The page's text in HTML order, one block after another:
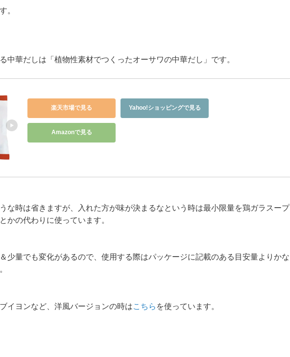
。
中華だしは「植物性素材でつくったオーサワの中華だし」です。
楽天市場で見る Yahoo!ショッピングで見る
Amazonで見る
な時は省きますが、入れた方が味が決まるなという時は最小限量を鶏ガラスープ
かの代わりに使っています。
少量でも変化があるので、使用する際はパッケージに記載のある目安量よりかな
イヨンなど、洋風バージョンの時はこちら を使っています。